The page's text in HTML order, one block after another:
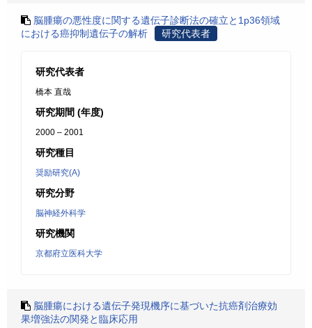
脳腫瘍の悪性度に関する遺伝子診断法の確立と1p36領域
における癌抑制遺伝子の解析
研究代表者
研究代表者
橋本 直哉
研究期間 (年度)
2000 – 2001
研究種目
奨励研究(A)
研究分野
脳神経外科学
研究機関
京都府立医科大学
脳腫瘍における遺伝子発現機序に基づいた抗癌剤治療効
果増強法の関発と臨床応用